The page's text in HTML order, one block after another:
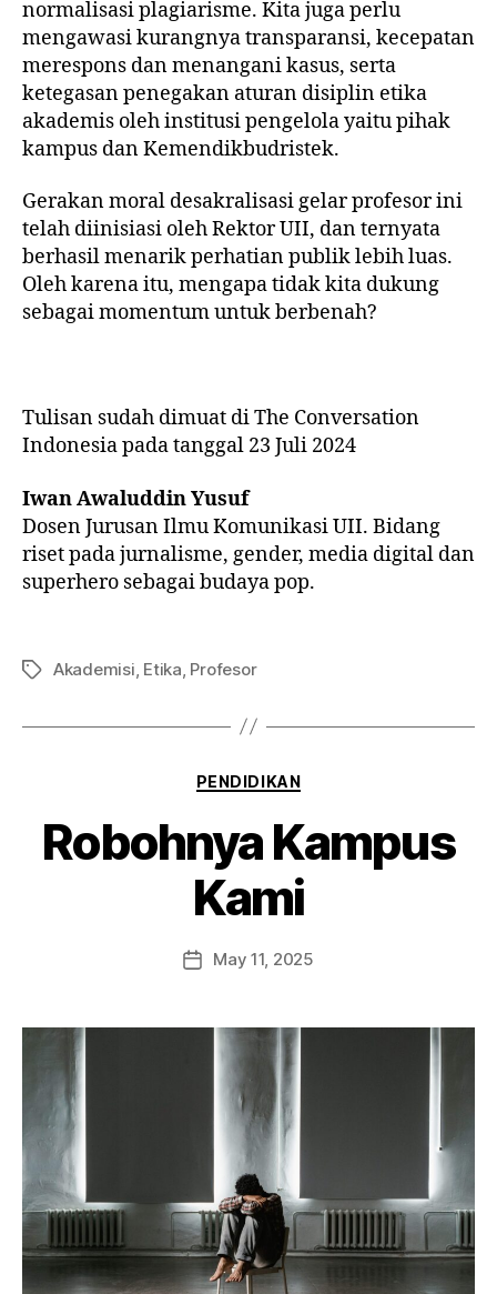
normalisasi plagiarisme. Kita juga perlu
mengawasi kurangnya transparansi, kecepatan
merespons dan menangani kasus, serta
ketegasan penegakan aturan disiplin etika
akademis oleh institusi pengelola yaitu pihak
kampus dan Kemendikbudristek.
Gerakan moral desakralisasi gelar profesor ini
telah diinisiasi oleh Rektor UII, dan ternyata
berhasil menarik perhatian publik lebih luas.
Oleh karena itu, mengapa tidak kita dukung
sebagai momentum untuk berbenah?
Tulisan sudah dimuat di The Conversation
Indonesia pada tanggal 23 Juli 2024
Iwan Awaluddin Yusuf
Dosen Jurusan Ilmu Komunikasi UII. Bidang
riset pada jurnalisme, gender, media digital dan
superhero sebagai budaya pop.
Akademisi, Etika, Profesor
PENDIDIKAN
Robohnya Kampus
Kami
May 11, 2025